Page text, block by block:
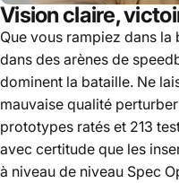
Vision claire,
Que vous rampiez dans
dans des arènes de
dominent la bataille. Ne
mauvaise qualité
prototypes ratés et 213
avec certitude que les
à niveau de niveau Spec